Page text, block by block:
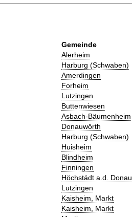
Gemeinde
Alerheim
Harburg (Schwaben)
Amerdingen
Forheim
Lutzingen
Buttenwiesen
Asbach-Bäumenheim
Donauwörth
Harburg (Schwaben)
Huisheim
Blindheim
Finningen
Höchstädt a.d. Donau
Lutzingen
Kaisheim, Markt
Kaisheim, Markt